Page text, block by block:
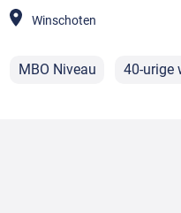
Winschoten
MBO Niveau 40-urige